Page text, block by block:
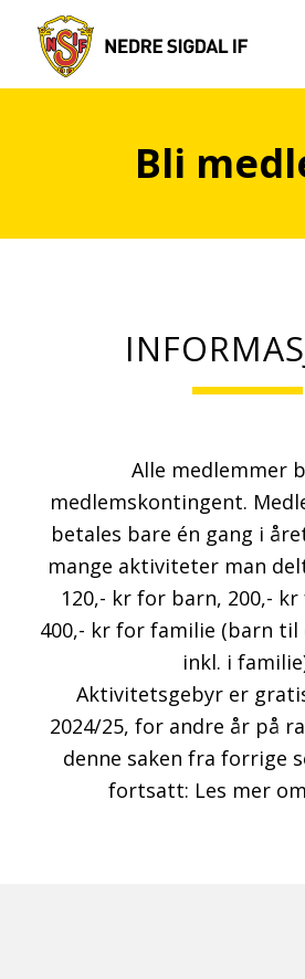
Bli
Alle medlemmer
medlemskontingent.
betales bare én gang i
mange aktiviteter man
120,- kr for barn, 200,-
400,- kr for familie (barn til
inkl. i
Aktivitetsgebyr er
2024/25, for andre år på
denne saken fra forrige
fortsatt: Les mer